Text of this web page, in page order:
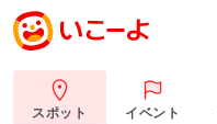
スポット イベント